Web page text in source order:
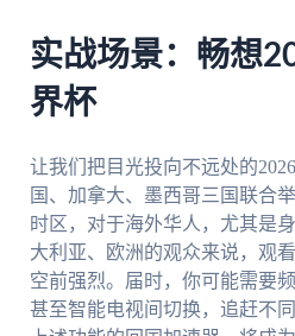
实战场景：畅想
界杯
让我们把目光投向不远处的
国、加拿大、墨西哥三国联合
时区，对于海外华人，尤其是
大利亚、欧洲的观众来说，观
空前强烈。届时，你可能需要
甚至智能电视间切换，追赶不